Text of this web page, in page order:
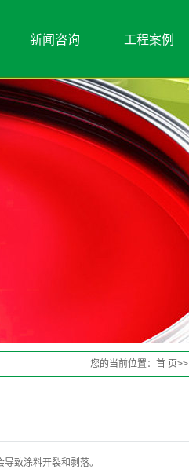
新闻咨询
行业新闻
工程案例
别墅工程
您的当前位置： 首 页>>
致涂料开裂和剥落。